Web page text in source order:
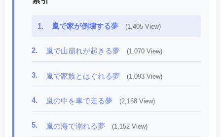
1. 嵐で家が倒壊する夢 (1,405 View)
2. 嵐で山崩れが起きる夢 (1,070 View)
3. 嵐で家族とはぐれる夢 (1,093 View)
4. 嵐の中を車で走る夢 (2,158 View)
5. 嵐の海で溺れる夢 (1,152 View)